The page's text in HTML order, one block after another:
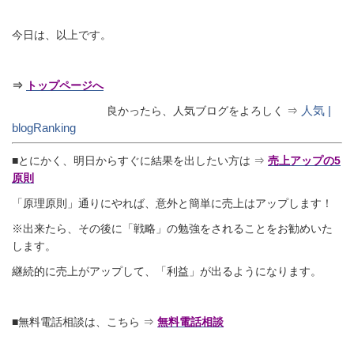
今日は、以上です。
⇒ トップページへ
良かったら、人気ブログをよろしく ⇒ 人気 |
blogRanking
■とにかく、明日からすぐに結果を出したい方は ⇒ 売上アップの5
原則
「原理原則」通りにやれば、意外と簡単に売上はアップします！
※出来たら、その後に「戦略」の勉強をされることをお勧めいた
します。
継続的に売上がアップして、「利益」が出るようになります。
■無料電話相談は、こちら ⇒ 無料電話相談